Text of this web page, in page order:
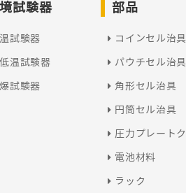
試験器
試験器
温試験器
試験器
部品
コインセル治具
パウチセル治具
角形セル治具
円筒セル治具
圧力プレート
電池材料
ラック